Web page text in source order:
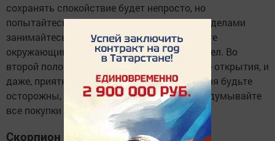
сохранять спокойствие будет непросто, но
попытайтесь это сделать. Всеми важными делами
занимайтесь самостоятельно, не позволяйте
окружающим вмешиваться в ход важных дел. Во
второй половине дня возможны важнейшие открытия, и
даже, приятные новости. С деньгами сегодня будьте
осторожны, не сорите ими, внимательно обдумывайте
все покупки и траты.
Скорпион